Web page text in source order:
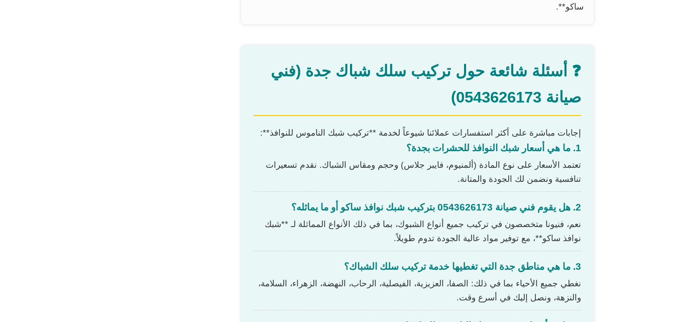
ساكو**.
❓ أسئلة شائعة حول تركيب سلك شباك جدة (فني
صيانة 0543626173)
إجابات مباشرة على أكثر استفسارات عملائنا شيوعاً لخدمة **تركيب شبك الناموس للنوافذ**:
1. ما هي أسعار شبك النوافذ للحشرات بجدة؟
تعتمد الأسعار على نوع المادة (ألمنيوم، فايبر جلاس) وحجم ومقاس الشباك. نقدم تسعيرات
تنافسية ونضمن لك الجودة والمتانة.
2. هل يقوم فني صيانة 0543626173 بتركيب شبك نوافذ ساكو أو ما يماثله؟
نعم، فنيونا متخصصون في تركيب جميع أنواع الشبوك، بما في ذلك الأنواع المماثلة لـ **شبك
نوافذ ساكو**، مع توفير مواد عالية الجودة تدوم طويلاً.
3. ما هي مناطق جدة التي تغطيها خدمة تركيب سلك الشباك؟
نغطي جميع الأحياء بما في ذلك: الصفا، العزيزية، الفيصلية، الرحاب، النهضة، الزهراء، السلامة،
والنزهة، ونصل إليك في أسرع وقت.